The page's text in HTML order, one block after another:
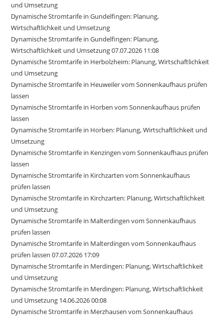
und Umsetzung
Dynamische Stromtarife in Gundelfingen: Planung,
Wirtschaftlichkeit und Umsetzung
Dynamische Stromtarife in Gundelfingen: Planung,
Wirtschaftlichkeit und Umsetzung 07.07.2026 11:08
Dynamische Stromtarife in Herbolzheim: Planung, Wirtschaftlichkeit
und Umsetzung
Dynamische Stromtarife in Heuweiler vom Sonnenkaufhaus prüfen
lassen
Dynamische Stromtarife in Horben vom Sonnenkaufhaus prüfen
lassen
Dynamische Stromtarife in Horben: Planung, Wirtschaftlichkeit und
Umsetzung
Dynamische Stromtarife in Kenzingen vom Sonnenkaufhaus prüfen
lassen
Dynamische Stromtarife in Kirchzarten vom Sonnenkaufhaus
prüfen lassen
Dynamische Stromtarife in Kirchzarten: Planung, Wirtschaftlichkeit
und Umsetzung
Dynamische Stromtarife in Malterdingen vom Sonnenkaufhaus
prüfen lassen
Dynamische Stromtarife in Malterdingen vom Sonnenkaufhaus
prüfen lassen 07.07.2026 17:09
Dynamische Stromtarife in Merdingen: Planung, Wirtschaftlichkeit
und Umsetzung
Dynamische Stromtarife in Merdingen: Planung, Wirtschaftlichkeit
und Umsetzung 14.06.2026 00:08
Dynamische Stromtarife in Merzhausen vom Sonnenkaufhaus